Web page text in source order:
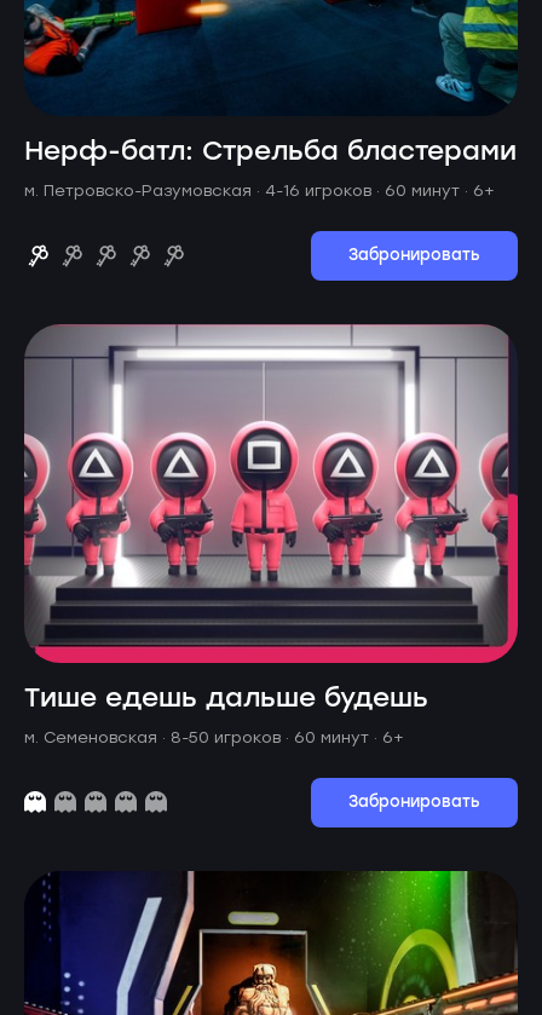
Нерф-батл: Стрельба бластерами
м. Петровско-Разумовская · 4-16 игроков · 60 минут · 6+
Забронировать
Тише едешь дальше будешь
м. Семеновская · 8-50 игроков · 60 минут · 6+
Забронировать